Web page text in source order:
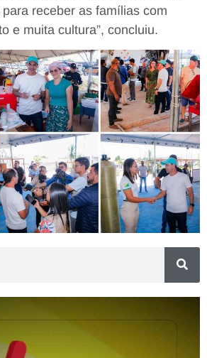
receber as famílias com
e muita cultura”, concluiu.